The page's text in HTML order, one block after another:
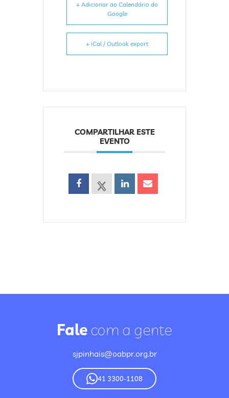
+ Adicionar ao Calendário do
Google
+ iCal / Outlook export
COMPARTILHAR ESTE
EVENTO
Fale com a gente
sjpinhais@oabpr.org.br
41 3300-1108